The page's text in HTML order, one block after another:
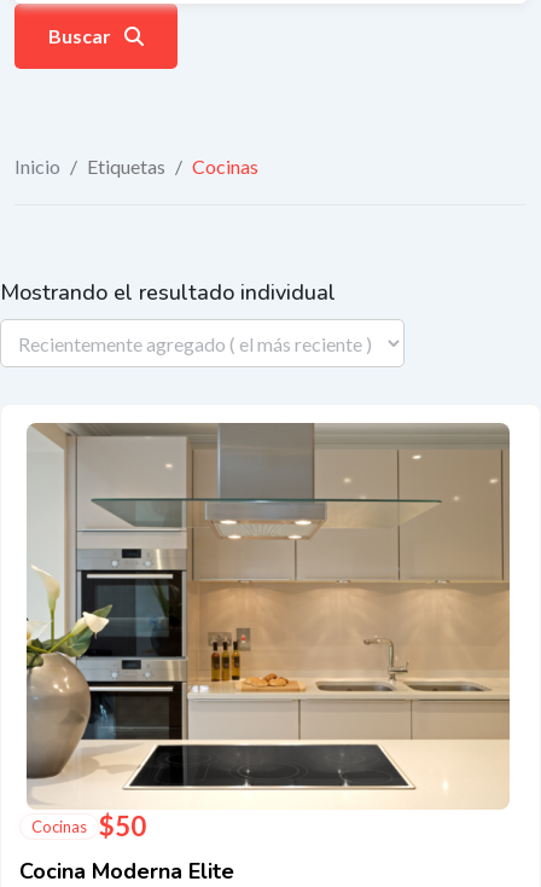
Buscar
Inicio / Etiquetas / Cocinas
Mostrando el resultado individual
Cocinas $50
Cocina Moderna Elite